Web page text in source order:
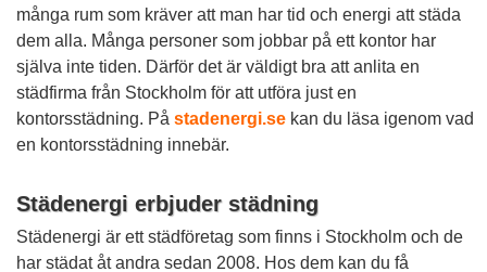
många rum som kräver att man har tid och energi att städa
dem alla. Många personer som jobbar på ett kontor har
själva inte tiden. Därför det är väldigt bra att anlita en
städfirma från Stockholm för att utföra just en
kontorsstädning. På stadenergi.sekan du läsa igenom vad
en kontorsstädning innebär.
Städenergi erbjuder städning
Städenergi är ett städföretag som finns i Stockholm och de
har städat åt andra sedan 2008. Hos dem kan du få